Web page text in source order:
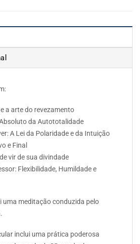
a arte do revezamento
da Autototalidade
A Lei da Polaridade e da Intuição
e Final
vir de sua divindade
Flexibilidade, Humildade e
uma meditação conduzida pelo
inclui uma prática poderosa